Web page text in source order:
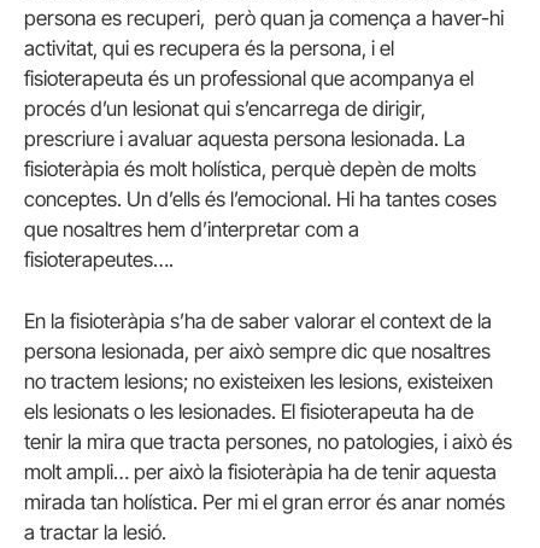
persona es recuperi, però quan ja comença a haver-hi
activitat, qui es recupera és la persona, i el
fisioterapeuta és un professional que acompanya el
procés d’un lesionat qui s’encarrega de dirigir,
prescriure i avaluar aquesta persona lesionada. La
fisioteràpia és molt holística, perquè depèn de molts
conceptes. Un d’ells és l’emocional. Hi ha tantes coses
que nosaltres hem d’interpretar com a
fisioterapeutes….
En la fisioteràpia s’ha de saber valorar el context de la
persona lesionada, per això sempre dic que nosaltres
no tractem lesions; no existeixen les lesions, existeixen
els lesionats o les lesionades. El fisioterapeuta ha de
tenir la mira que tracta persones, no patologies, i això és
molt ampli… per això la fisioteràpia ha de tenir aquesta
mirada tan holística. Per mi el gran error és anar només
a tractar la lesió.